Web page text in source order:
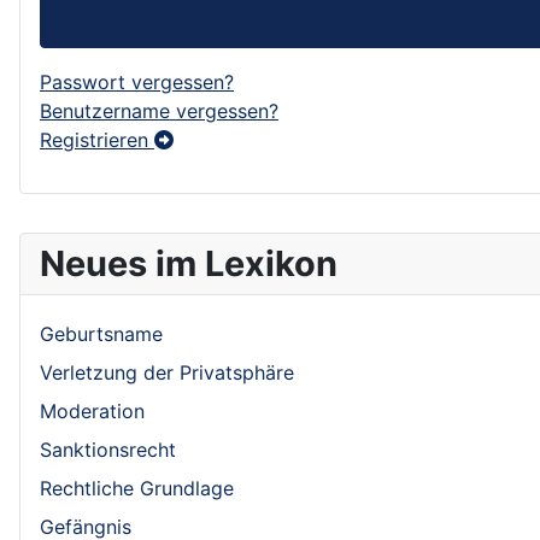
Neues im Lexikon
Geburtsname
Verletzung der Privatsphäre
Moderation
Sanktionsrecht
Rechtliche Grundlage
Gefängnis
Passwort vergessen?
Benutzername vergessen?
Registrieren